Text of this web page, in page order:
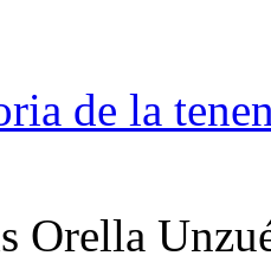
de la
Orella